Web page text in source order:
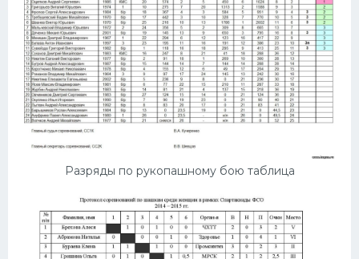
Разряды по рукопашному бою таблица